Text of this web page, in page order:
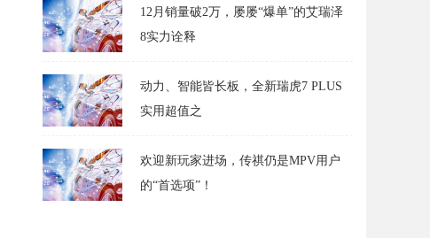
12月销量破2万，屡屡“爆单”的艾瑞泽
8实力诠释
动力、智能皆长板，全新瑞虎7 PLUS
实用超值之
欢迎新玩家进场，传祺仍是MPV用户
的“首选项”！